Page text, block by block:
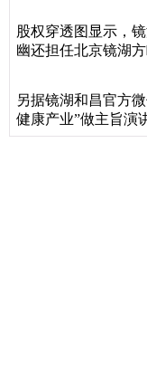
股权穿透图显示，
幽还担任北京镜湖
另据镜湖和昌官方
健康产业”做主旨演